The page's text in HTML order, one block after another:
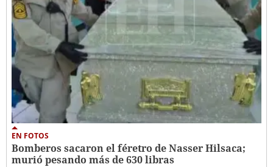
EN FOTOS
Bomberos sacaron el féretro de Nasser Hilsaca;
murió pesando más de 630 libras